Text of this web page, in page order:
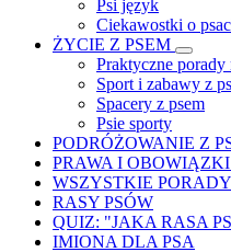
Psi język
Ciekawostki o
ŻYCIE Z PSEM
Praktyczne porady
Sport i zabawy z
Spacery z psem
Psie sporty
PODRÓŻOWANIE Z
PRAWA I
WSZYSTKIE PORADY
RASY PSÓW
QUIZ: "JAKA RASA
IMIONA DLA PSA